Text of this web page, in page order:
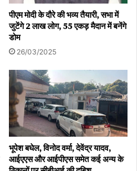
पीएम मोदी के दौरे की भव्य तैयारी, सभा में
जुटेंगे 2 लाख लोग, 55 एकड़ मैदान में बनेंगे
डोम
26/03/2025
भूपेश बघेल, विनोद वर्मा, देवेंद्र यादव,
आईएएस और आईपीएस समेत कई अन्य के